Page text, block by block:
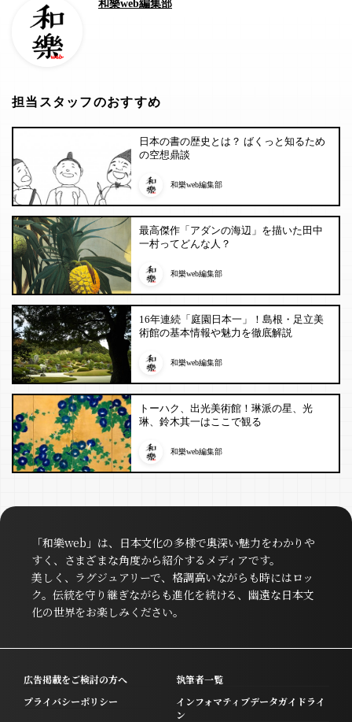
和樂web編集部
担当スタッフのおすすめ
日本の書の歴史とは？ ばくっと知るため
の空想鼎談
和樂web編集部
最高傑作「アダンの海辺」を描いた田中
一村ってどんな人？
和樂web編集部
16年連続「庭園日本一」！島根・足立美
術館の基本情報や魅力を徹底解説
和樂web編集部
トーハク、出光美術館！琳派の星、光
琳、鈴木其一はここで観る
和樂web編集部
「和樂web」は、日本文化の多様で奥深い魅力をわかりや
すく、さまざまな角度から紹介するメディアです。
美しく、ラグジュアリーで、格調高いながらも時にはロッ
ク。伝統を守り継ぎながらも進化を続ける、幽遠な日本文
化の世界をお楽しみください。
広告掲載をご検討の方へ
執筆者一覧
プライバシーポリシー
インフォマティブデータガイドライ
ン